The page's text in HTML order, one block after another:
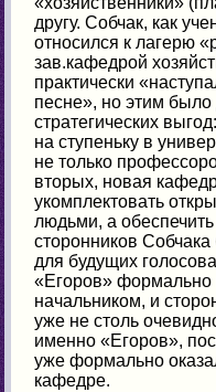
другу. Собчак, как
относился к лагерю
зав.кафедрой
практически
песне», но этим было
стратегических
на ступеньку в
не только
вторых, новая
укомплектовать
людьми, а
сторонников
для будущих
«Егоров» формально
начальником, и
уже не столь
именно «Егоров»,
уже формально
кафедре.